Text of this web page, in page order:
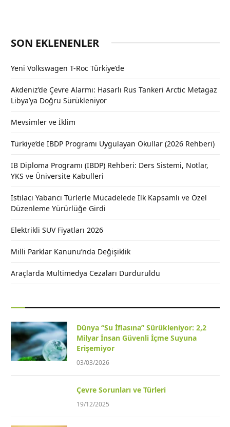
SON EKLENENLER
Yeni Volkswagen T-Roc Türkiye’de
Akdeniz’de Çevre Alarmı: Hasarlı Rus Tankeri Arctic Metagaz
Libya’ya Doğru Sürükleniyor
Mevsimler ve İklim
Türkiye’de IBDP Programı Uygulayan Okullar (2026 Rehberi)
IB Diploma Programı (IBDP) Rehberi: Ders Sistemi, Notlar,
YKS ve Üniversite Kabulleri
İstilacı Yabancı Türlerle Mücadelede İlk Kapsamlı ve Özel
Düzenleme Yürürlüğe Girdi
Elektrikli SUV Fiyatları 2026
Milli Parklar Kanunu’nda Değişiklik
Araçlarda Multimedya Cezaları Durduruldu
Dünya “Su İflasına” Sürükleniyor: 2,2
Milyar İnsan Güvenli İçme Suyuna
Erişemiyor
03/03/2026
Çevre Sorunları ve Türleri
19/12/2025